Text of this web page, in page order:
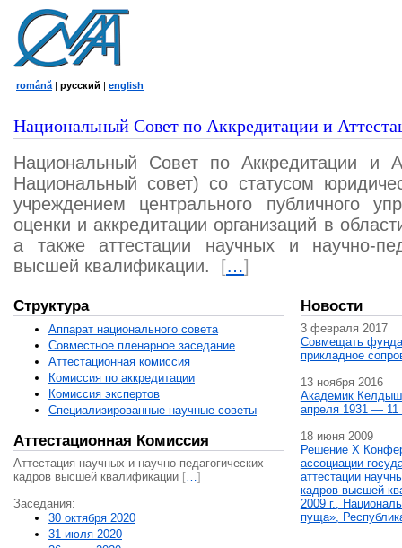
română | русский | english
Национальный Совет по Аккредитации и
Национальный Совет по Аккредитации и
Национальный совет) со статусом
учреждением центрального публичного
оценки и аккредитации организаций в
а также аттестации научных и научно-
высшей квалификации.
[…]
Структура
Аппарат национального совета
Совместное пленарное заседание
Аттестационная комисcия
Комиссия по аккредитации
Комиссия экспертов
Специализированные научные советы
Аттестационная Комиссия
Аттестация научных и научно-педагогических
кадров высшей квалификации […]
Заседания:
30 октября 2020
31 июля 2020
Новости
3 февраля 2017
Совмещать
прикладное
13 ноября 2016
Академик
апреля 1931 — 11
18 июня 2009
Решение X
ассоциации
аттестации
кадров высшей
2009 г.,
пуща»,